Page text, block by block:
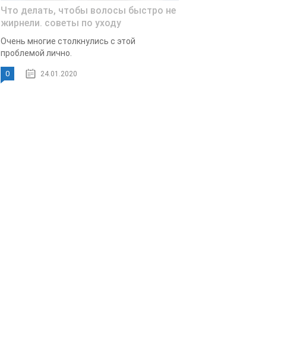
Что делать, чтобы волосы быстро не
жирнели. советы по уходу
Очень многие столкнулись с этой
проблемой лично.
0 24.01.2020